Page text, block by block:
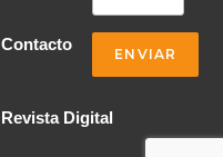
Contacto
Revista Digital